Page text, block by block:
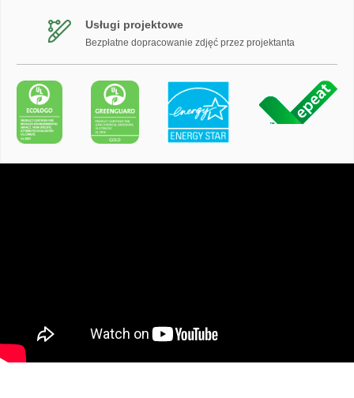
Usługi projektowe
Bezpłatne dopracowanie zdjęć przez projektanta